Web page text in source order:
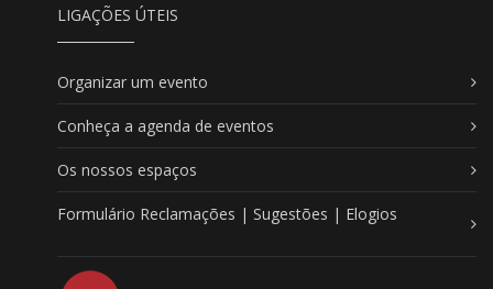
LIGAÇÕES ÚTEIS
Organizar um evento
Conheça a agenda de eventos
Os nossos espaços
Formulário Reclamações | Sugestões | Elogios